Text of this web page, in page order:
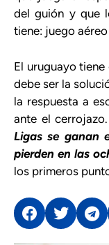
del guión y que
tiene: juego
El uruguayo tiene
debe ser la
la respuesta a
ante el
Ligas se ganan
pierden en las
los primeros